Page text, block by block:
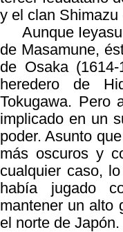
y el clan Shimazu
Aunque
de Masamune,
de Osaka
heredero de
Tokugawa. Pero
implicado en un
poder. Asunto
más oscuros y
cualquier caso,
había jugado
mantener un alto
el norte de Japón.